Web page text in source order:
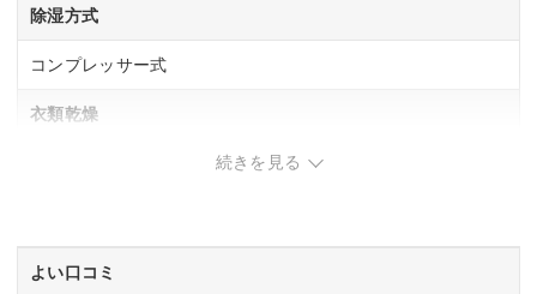
除湿方式
コンプレッサー式
衣類乾燥
木造：10/13畳(50/60Hz)
鉄筋：20/25畳(50/60Hz)
続きを見る
よい口コミ